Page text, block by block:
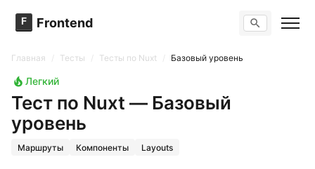
F Frontend Поиск по сайту
Тренажер вопросов
Главная Тесты Тесты по Nuxt Базовый уровень
Легкий
Тест по Nuxt — Базовый
уровень
Маршруты Компоненты Layouts